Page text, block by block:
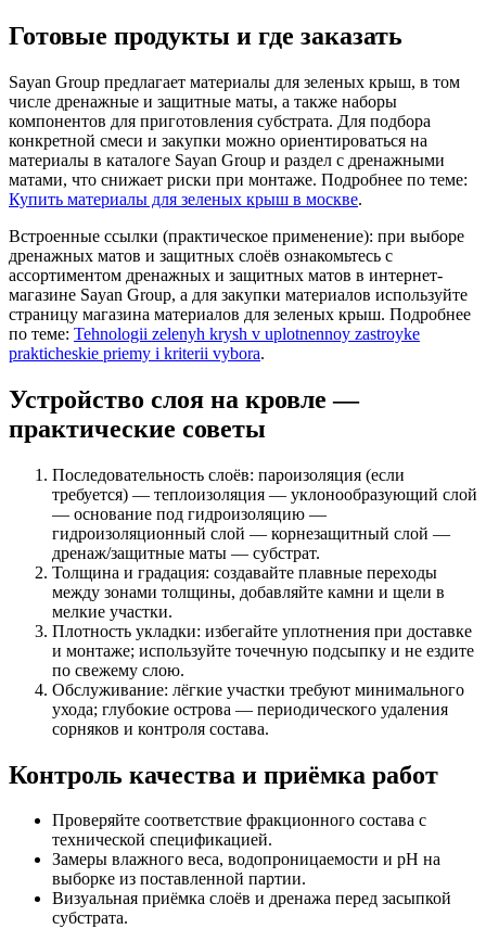
Готовые продукты и где заказать
Sayan Group предлагает материалы для зеленых крыш, в том
числе дренажные и защитные маты, а также наборы
компонентов для приготовления субстрата. Для подбора
конкретной смеси и закупки можно ориентироваться на
материалы в каталоге Sayan Group и раздел с дренажными
матами, что снижает риски при монтаже. Подробнее по теме:
Купить материалы для зеленых крыш в москве.
Встроенные ссылки (практическое применение): при выборе
дренажных матов и защитных слоёв ознакомьтесь с
ассортиментом дренажных и защитных матов в интернет-
магазине Sayan Group, а для закупки материалов используйте
страницу магазина материалов для зеленых крыш. Подробнее
по теме: Tehnologii zelenyh krysh v uplotnennoy zastroyke
prakticheskie priemy i kriterii vybora.
Устройство слоя на кровле —
практические советы
Последовательность слоёв: пароизоляция (если
требуется) — теплоизоляция — уклонообразующий слой
— основание под гидроизоляцию —
гидроизоляционный слой — корнезащитный слой —
дренаж/защитные маты — субстрат.
Толщина и градация: создавайте плавные переходы
между зонами толщины, добавляйте камни и щели в
мелкие участки.
Плотность укладки: избегайте уплотнения при доставке
и монтаже; используйте точечную подсыпку и не ездите
по свежему слою.
Обслуживание: лёгкие участки требуют минимального
ухода; глубокие острова — периодического удаления
сорняков и контроля состава.
Контроль качества и приёмка работ
Проверяйте соответствие фракционного состава с
технической спецификацией.
Замеры влажного веса, водопроницаемости и pH на
выборке из поставленной партии.
Визуальная приёмка слоёв и дренажа перед засыпкой
субстрата.